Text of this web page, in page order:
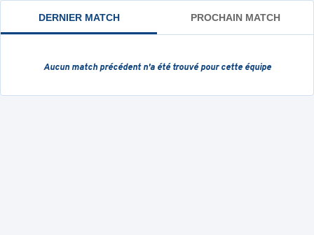
DERNIER MATCH PROCHAIN MATCH
Aucun match précédent n'a été trouvé pour cette équipe